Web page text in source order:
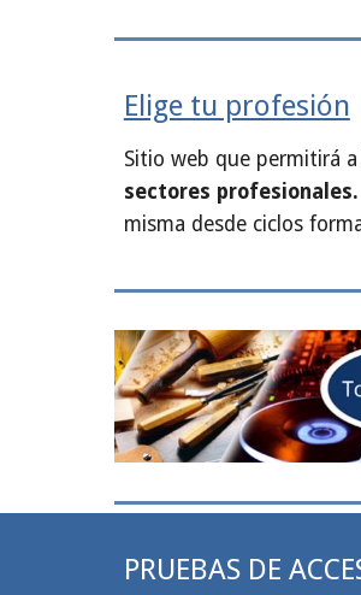
Elige tu profesión
Sitio web que permitirá
sectores profesionales.
misma desde ciclos
PRUEBAS DE